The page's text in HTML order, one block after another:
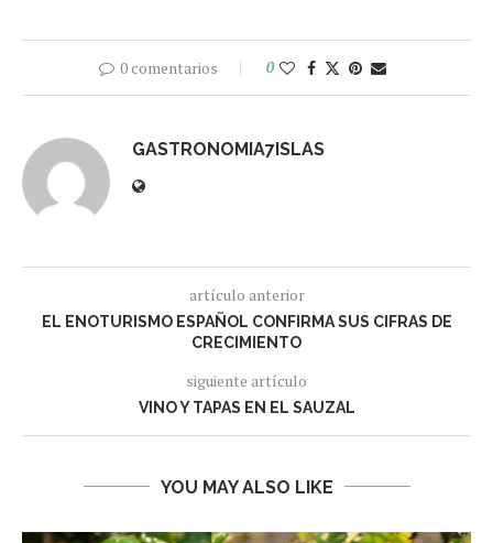
0 comentarios 0
GASTRONOMIA7ISLAS
artículo anterior
EL ENOTURISMO ESPAÑOL CONFIRMA SUS CIFRAS DE
CRECIMIENTO
siguiente artículo
VINO Y TAPAS EN EL SAUZAL
YOU MAY ALSO LIKE